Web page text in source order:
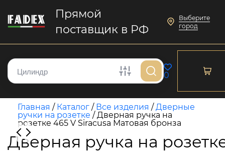
Прямой
поставщик в РФ
Выберите
город
0
Главная / Каталог / Все изделия /Дверные
ручки на розетке /Дверная ручка на
розетке 465 V Siracusa Матовая бронза
Дверная ручка на